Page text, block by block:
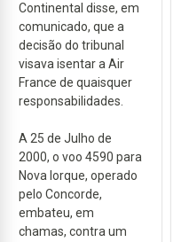
Continental disse, em
comunicado, que a
decisão do tribunal
visava isentar a Air
France de quaisquer
responsabilidades.
A 25 de Julho de
2000, o voo 4590 para
Nova Iorque, operado
pelo Concorde,
embateu, em
chamas, contra um